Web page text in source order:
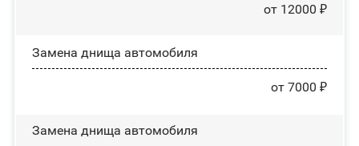
от 12000 ₽
Замена днища автомобиля
от 7000 ₽
Замена днища автомобиля